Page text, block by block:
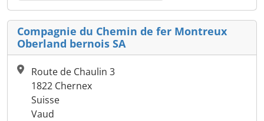
Compagnie du Chemin de fer Montreux
Oberland bernois SA
Route de Chaulin 3
1822 Chernex
Suisse
Vaud